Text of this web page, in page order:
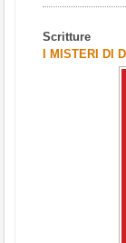
Scritture
I MISTERI DI